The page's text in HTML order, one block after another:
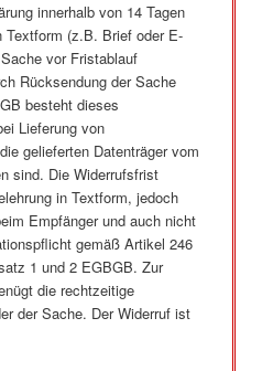
innerhalb von 14 Tagen
Textform (z.B. Brief oder E-
vor Fristablauf
Rücksendung der Sache
besteht dieses
Lieferung von
gelieferten Datenträger vom
sind. Die Widerrufsfrist
in Textform, jedoch
Empfänger und auch nicht
gemäß Artikel 246
1 und 2 EGBGB. Zur
die rechtzeitige
der Sache. Der Widerruf ist